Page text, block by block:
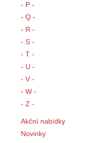
- P -
- Q -
- R -
- S -
- T -
- U -
- V -
- W -
- Z -
Akční nabídky
Novinky